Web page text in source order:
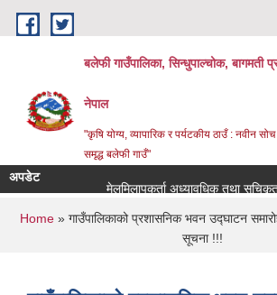
Skip to main content
बलेफी गाउँपालिका, सिन्धुपाल्चोक, बागमती
नेपाल
"कृषि योग्य, व्यापारिक र पर्यटकीय ठाउँ : नवीन
समृद्ध बलेफी गाउँ"
अपडेट
मेलमिलापकर्ता अध्यावधिक तथा सूचिकृत हुने
You are here
Home» गाउँपालिकाको प्रशासनिक भवन उद्घाटन
सूचना !!!